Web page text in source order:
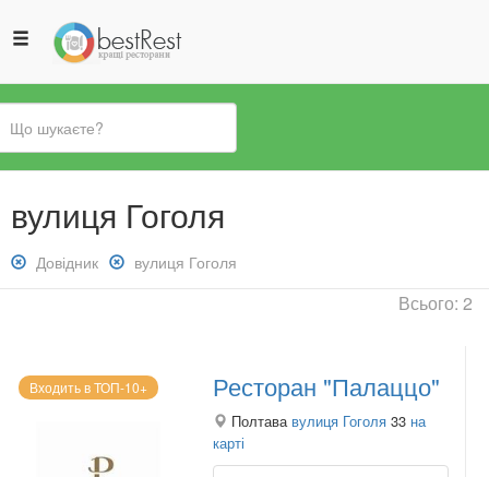
Ви
є
тут
вулиця Гоголя
Зняти
фільтр:
Довідник
Зняти
фільтр:
вулиця Гоголя
Всього: 2
Входить в ТОП-10+ Ресторан "Палаццо"
Полтава вулиця Гоголя 33 на
карті